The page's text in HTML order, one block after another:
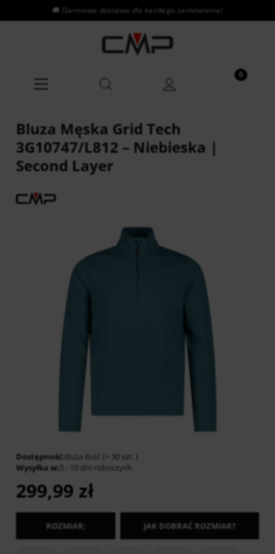
Bluza Męska Grid Tech
3G10747/L812 – Niebieska |
Second Layer
Dostępność: duża ilość (> 30 szt. )
Wysyłka w:5 - 10 dni roboczych
299,99 zł
ROZMIAR: JAK DOBRAĆ ROZMIAR?